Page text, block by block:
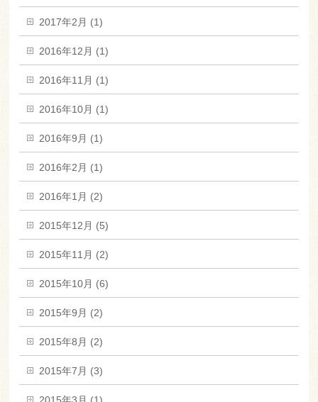
2017年2月 (1)
2016年12月 (1)
2016年11月 (1)
2016年10月 (1)
2016年9月 (1)
2016年2月 (1)
2016年1月 (2)
2015年12月 (5)
2015年11月 (2)
2015年10月 (6)
2015年9月 (2)
2015年8月 (2)
2015年7月 (3)